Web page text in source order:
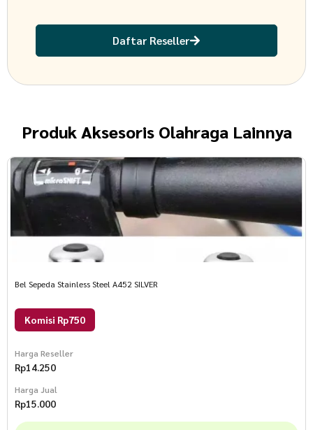
Daftar Reseller
Produk Aksesoris Olahraga Lainnya
Bel Sepeda Stainless Steel A452 SILVER
Komisi Rp750
Harga Reseller
Rp14.250
Harga Jual
Rp15.000